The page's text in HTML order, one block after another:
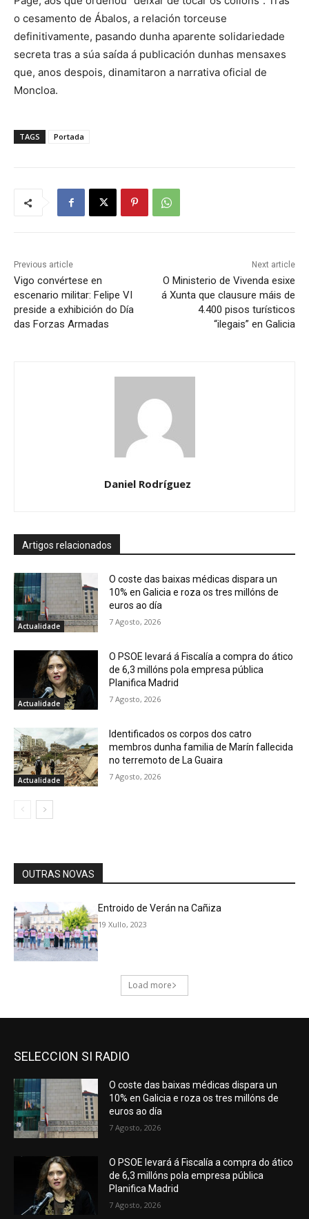
SELECCION SI RADIO
O coste das baixas médicas dispara un
10% en Galicia e roza os tres millóns de
euros ao día
7 Agosto, 2026
O PSOE levará á Fiscalía a compra do ático
de 6,3 millóns pola empresa pública
Planifica Madrid
7 Agosto, 2026